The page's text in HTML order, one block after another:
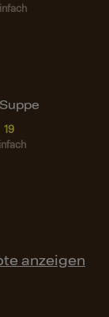
19
anzeigen